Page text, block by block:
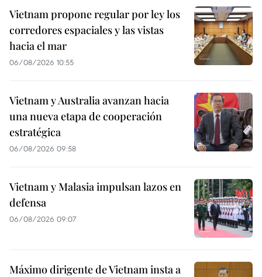
Vietnam propone regular por ley los
corredores espaciales y las vistas
hacia el mar
06/08/2026 10:55
Vietnam y Australia avanzan hacia
una nueva etapa de cooperación
estratégica
06/08/2026 09:58
Vietnam y Malasia impulsan lazos en
defensa
06/08/2026 09:07
Máximo dirigente de Vietnam insta a